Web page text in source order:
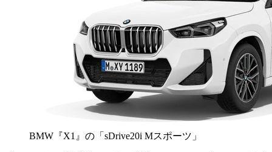
BMW『X1』の「sDrive20i Mスポーツ」